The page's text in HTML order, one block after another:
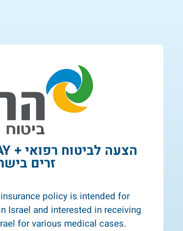
זרים
insurance policy is intended for
Israel and interested in receiving
for various medical cases.